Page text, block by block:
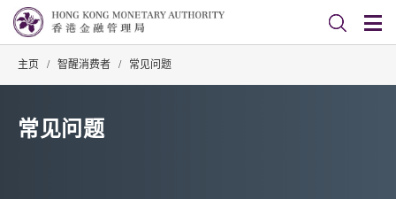
主页 / 智醒消费者 / 常见问题
常见问题